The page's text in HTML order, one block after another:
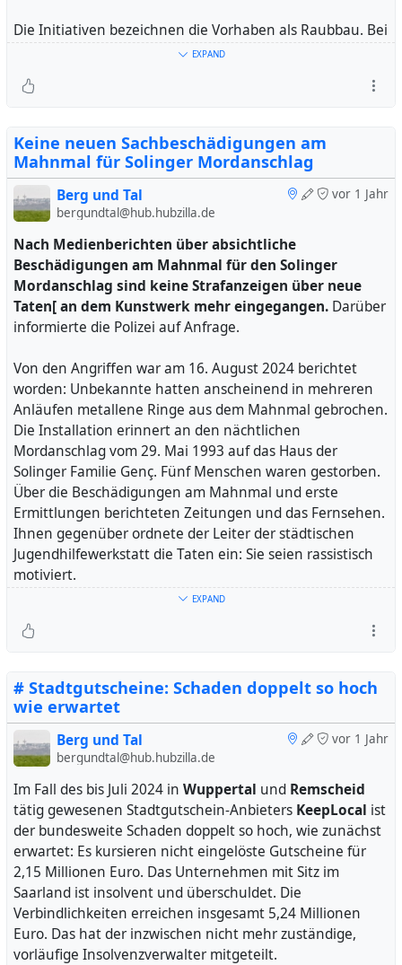
Die Initiativen bezeichnen die Vorhaben als Raubbau. Bei
dem Treffen am Sonntagnachmittag, 25. August 2024,
Besetzung anwesend.
vorbereiteten Demonstration vor dem Rathaus auf.
Blick über das Fest mit Kuchenstand und vielen
Diskussionsgelegenheiten
#flächenentwicklung#wuppertal
EXPAND
Keine neuen Sachbeschädigungen am
Mahnmal für Solinger Mordanschlag
vor 1 Jahr
Berg und Tal
bergundtal@hub.hubzilla.de
Nach Medienberichten über absichtliche
Beschädigungen am Mahnmal für den Solinger
Mordanschlag sind keine Strafanzeigen über neue
Taten[ an dem Kunstwerk mehr eingegangen. Darüber
informierte die Polizei auf Anfrage.
Von den Angriffen war am 16. August 2024 berichtet
worden: Unbekannte hatten anscheinend in mehreren
Anläufen metallene Ringe aus dem Mahnmal gebrochen.
Die Installation erinnert an den nächtlichen
Mordanschlag vom 29. Mai 1993 auf das Haus der
Solinger Familie Genç. Fünf Menschen waren gestorben.
Über die Beschädigungen am Mahnmal und erste
Ermittlungen berichteten Zeitungen und das Fernsehen.
Ihnen gegenüber ordnete der Leiter der städtischen
Jugendhilfewerkstatt die Taten ein: Sie seien rassistisch
motiviert.
Präsidiums: Der Staatsschutz habe Ermittlungen
Täterhinweise lägen nicht vor.
EXPAND
# Stadtgutscheine: Schaden doppelt so hoch
wie erwartet
vor 1 Jahr
Berg und Tal
bergundtal@hub.hubzilla.de
Im Fall des bis Juli 2024 in Wuppertal und Remscheid
tätig gewesenen Stadtgutschein-Anbieters KeepLocal ist
der bundesweite Schaden doppelt so hoch, wie zunächst
erwartet: Es kursieren nicht eingelöste Gutscheine für
2,15 Millionen Euro. Das Unternehmen mit Sitz im
Saarland ist insolvent und überschuldet. Die
Verbindlichkeiten erreichen insgesamt 5,24 Millionen
Euro. Das hat der inzwischen nicht mehr zuständige,
vorläufige Insolvenzverwalter mitgeteilt.